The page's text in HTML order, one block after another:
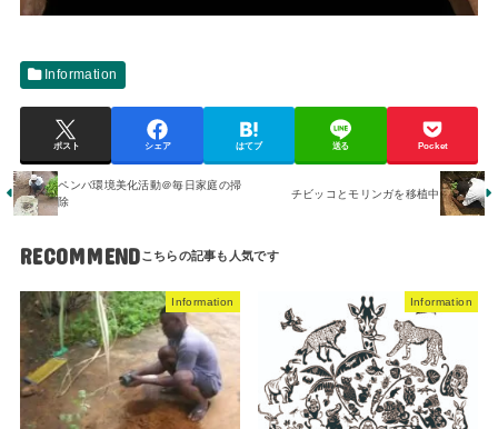
Information
ポスト シェア はてブ 送る Pocket
ペンバ環境美化活動＠毎日家庭の掃
除
チビッコとモリンガを移植中
RECOMMEND
Information Information